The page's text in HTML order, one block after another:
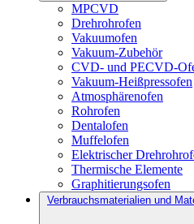
MPCVD
Drehrohrofen
Vakuumofen
Vakuum-Zubehör
CVD- und PECVD-
Vakuum-Heißpressofen
Atmosphärenofen
Rohrofen
Dentalofen
Muffelofen
Elektrischer
Thermische Elemente
Graphitierungsofen
Verbrauchsmaterialien und